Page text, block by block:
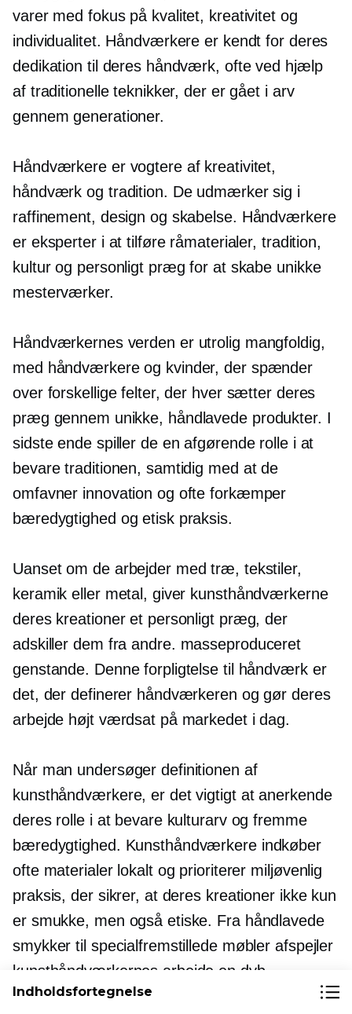
varer med fokus på kvalitet, kreativitet og
individualitet. Håndværkere er kendt for deres
dedikation til deres håndværk, ofte ved hjælp
af traditionelle teknikker, der er gået i arv
gennem generationer.
Håndværkere er vogtere af kreativitet,
håndværk og tradition. De udmærker sig i
raffinement, design og skabelse. Håndværkere
er eksperter i at tilføre råmaterialer, tradition,
kultur og personligt præg for at skabe unikke
mesterværker.
Håndværkernes verden er utrolig mangfoldig,
med håndværkere og kvinder, der spænder
over forskellige felter, der hver sætter deres
præg gennem unikke, håndlavede produkter. I
sidste ende spiller de en afgørende rolle i at
bevare traditionen, samtidig med at de
omfavner innovation og ofte forkæmper
bæredygtighed og etisk praksis.
Uanset om de arbejder med træ, tekstiler,
keramik eller metal, giver kunsthåndværkerne
deres kreationer et personligt præg, der
adskiller dem fra andre. masseproduceret
genstande. Denne forpligtelse til håndværk er
det, der definerer håndværkeren og gør deres
arbejde højt værdsat på markedet i dag.
Når man undersøger definitionen af ​​
kunsthåndværkere, er det vigtigt at anerkende
deres rolle i at bevare kulturarv og fremme
bæredygtighed. Kunsthåndværkere indkøber
ofte materialer lokalt og prioriterer miljøvenlig
praksis, der sikrer, at deres kreationer ikke kun
er smukke, men også etiske. Fra håndlavede
smykker til specialfremstillede møbler afspejler
kunsthåndværkernes arbejde en dyb
forbindelse til deres håndværk og en passion
Indholdsfortegnelse